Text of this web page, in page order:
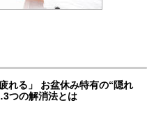
れる」 お盆休み特有の“隠れ
つの解消法とは